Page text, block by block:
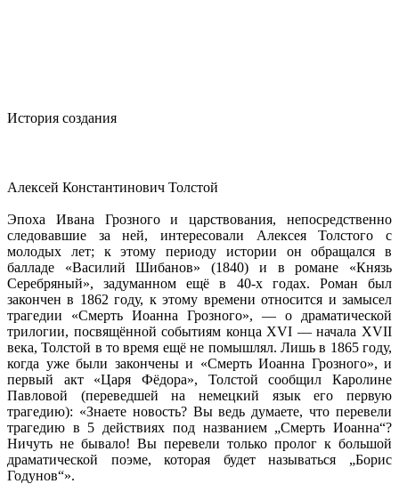
История создания
Алексей Константинович Толстой
Эпоха Ивана Грозного и царствования, непосредственно
следовавшие за ней, интересовали Алексея Толстого с
молодых лет; к этому периоду истории он обращался в
балладе «Василий Шибанов» (1840) и в романе «Князь
Серебряный», задуманном ещё в 40-х годах. Роман был
закончен в 1862 году, к этому времени относится и замысел
трагедии «Смерть Иоанна Грозного», — о драматической
трилогии, посвящённой событиям конца XVI — начала XVII
века, Толстой в то время ещё не помышлял. Лишь в 1865 году,
когда уже были закончены и «Смерть Иоанна Грозного», и
первый акт «Царя Фёдора», Толстой сообщил Каролине
Павловой (переведшей на немецкий язык его первую
трагедию): «Знаете новость? Вы ведь думаете, что перевели
трагедию в 5 действиях под названием „Смерть Иоанна“?
Ничуть не бывало! Вы перевели только пролог к большой
драматической поэме, которая будет называться „Борис
Годунов“».